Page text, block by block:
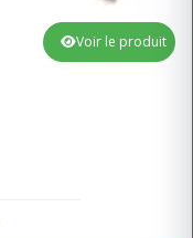
Voir le produit